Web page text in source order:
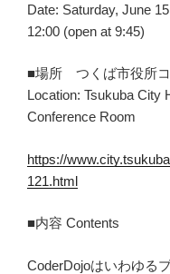
Date: Saturday, June
12:00 (open at 9:45)
■場所 つくば市役所
Location: Tsukuba City
Conference Room
https://
121.html
■内容 Contents
CoderDojoはいわゆる